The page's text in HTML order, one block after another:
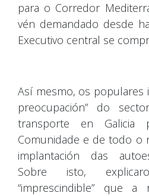
para o Corredor
vén demandado desde
Executivo central se
Así mesmo, os populares
preocupación” do
transporte en Galicia
Comunidade e de todo o
implantación das
Sobre isto,
“imprescindible” que